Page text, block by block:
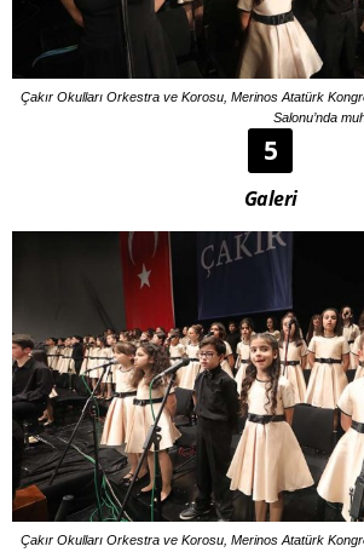
Çakır Okulları Orkestra ve Korosu, Merinos Atatürk
Salonu’nda
5
Galeri
Çakır Okulları Orkestra ve Korosu, Merinos Atatürk